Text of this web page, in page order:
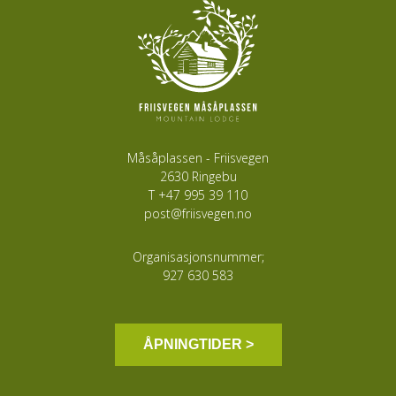
Måsåplassen - Friisvegen
2630 Ringebu
T +47 995 39 110
post@friisvegen.no
Organisasjonsnummer;
927 630 583
ÅPNINGTIDER >